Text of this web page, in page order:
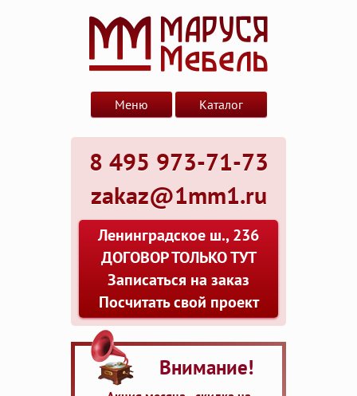
8 495 973-71-73
zakaz@1mm1.ru
Ленинградское ш., 236
ДОГОВОР ТОЛЬКО ТУТ
Записаться на заказ
Посчитать свой проект
Меню Каталог
Внимание!